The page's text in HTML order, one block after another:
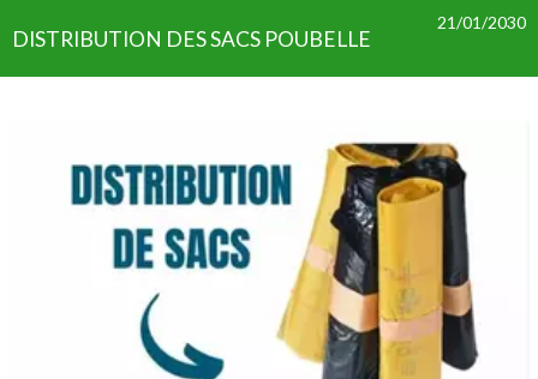
DISTRIBUTION DES SACS POUBELLE
21/01/2030